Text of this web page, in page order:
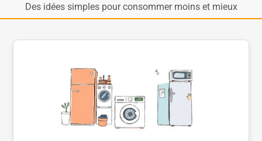
Des idées simples pour consommer moins et mieux